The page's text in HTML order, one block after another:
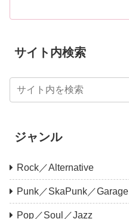
サイト内検索
ジャンル
Rock／Alternative
Punk／SkaPunk／Garage
Pop／Soul／Jazz